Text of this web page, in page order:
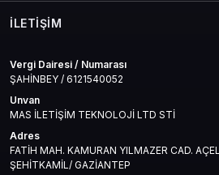
İLETIŞIM
Vergi Dairesi / Numarası
ŞAHİNBEY / 6121540052
Unvan
MAS İLETİŞİM TEKNOLOJİ LTD STİ
Adres
FATİH MAH. KAMURAN YILMAZER CAD.
ŞEHİTKAMİL/ GAZİANTEP